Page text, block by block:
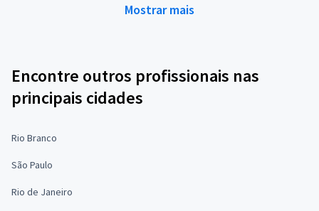
Mostrar mais
Encontre outros profissionais nas
principais cidades
Rio Branco
São Paulo
Rio de Janeiro